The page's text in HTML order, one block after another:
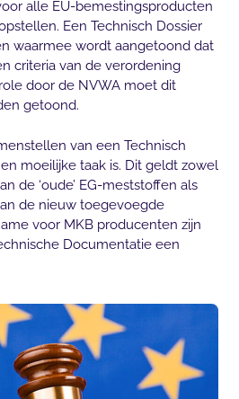
alle EU-bemestingsproducten
Een Technisch Dossier
waarmee wordt aangetoond dat
criteria van de verordening
door de NVWA moet dit
getoond.
van een Technisch
moeilijke taak is. Dit geldt zowel
de ‘oude’ EG-meststoffen als
de nieuw toegevoegde
voor MKB producenten zijn
Documentatie een